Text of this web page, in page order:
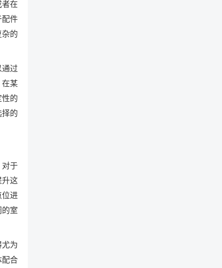
在
件
的
过
某
的
的
于
这
进
室
为
合